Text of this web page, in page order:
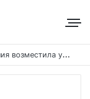
«Не приговор, а точный расчёт»: физик из воронежского онкоцентра развеивает мифы о лучевой терапии